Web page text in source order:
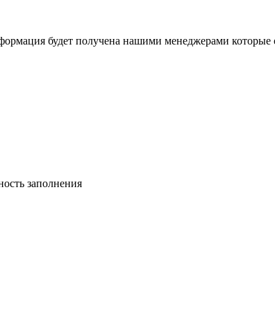
будет получена нашими менеджерами которые
заполнения